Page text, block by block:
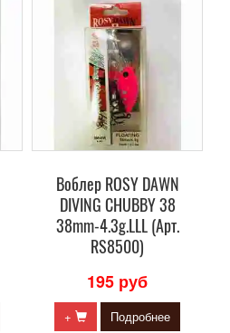
Воблер ROSY DAWN
DIVING CHUBBY 38
38mm-4.3g.LLL (Арт.
RS8500)
195 руб
+ Подробнее